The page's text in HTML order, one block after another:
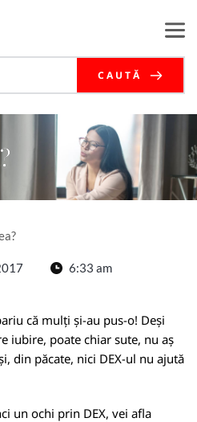
CAUTĂ
6:33 am
că mulți și-au pus-o! Deși
iubire, poate chiar sute, nu aș
din păcate, nici DEX-ul nu ajută
un ochi prin DEX, vei afla